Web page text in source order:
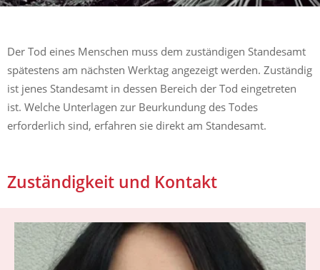
Der Tod eines Menschen muss dem zuständigen Standesamt
spätestens am nächsten Werktag angezeigt werden. Zuständig
ist jenes Standesamt in dessen Bereich der Tod eingetreten
ist. Welche Unterlagen zur Beurkundung des Todes
erforderlich sind, erfahren sie direkt am Standesamt.
Zuständigkeit und Kontakt